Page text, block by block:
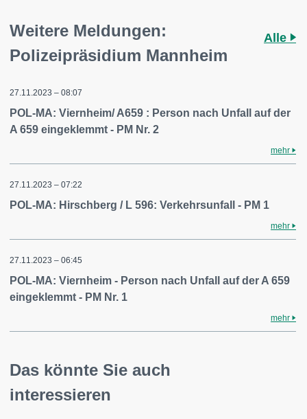
Weitere Meldungen:
Polizeipräsidium Mannheim
Alle
27.11.2023 – 08:07
POL-MA: Viernheim/ A659 : Person nach Unfall auf der
A 659 eingeklemmt - PM Nr. 2
mehr
27.11.2023 – 07:22
POL-MA: Hirschberg / L 596: Verkehrsunfall - PM 1
mehr
27.11.2023 – 06:45
POL-MA: Viernheim - Person nach Unfall auf der A 659
eingeklemmt - PM Nr. 1
mehr
Das könnte Sie auch
interessieren